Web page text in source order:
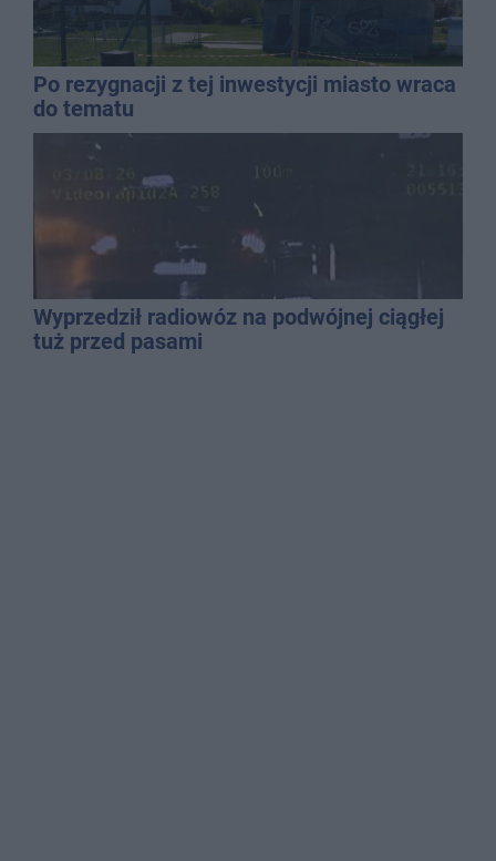
Po rezygnacji z tej inwestycji miasto wraca
do tematu
Wyprzedził radiowóz na podwójnej ciągłej
tuż przed pasami